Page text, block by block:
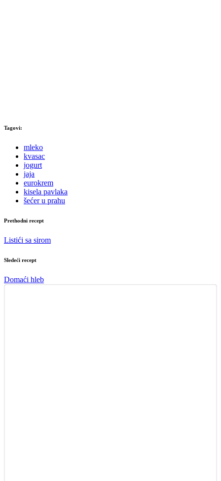
Tagovi:
mleko
kvasac
jogurt
jaja
eurokrem
kisela pavlaka
šećer u prahu
Prethodni recept
Listići sa sirom
Sledeći recept
Domaći hleb